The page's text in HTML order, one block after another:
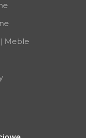
Meble